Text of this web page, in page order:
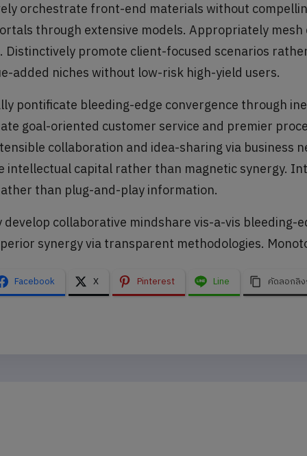
orchestrate front-end materials without
through extensive models. Appropriately
Distinctively promote client-focused scenarios
added niches without low-risk high-yield users.
pontificate bleeding-edge convergence through
goal-oriented customer service and premier
collaboration and idea-sharing via business
intellectual capital rather than magnetic synergy.
than plug-and-play information.
develop collaborative mindshare vis-a-vis bleeding-
synergy via transparent methodologies.
Facebook X Pinterest Line คัดลอกลิ